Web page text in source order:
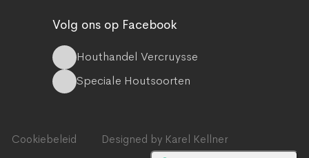
Volg ons op Facebook
Houthandel Vercruysse
Speciale Houtsoorten
Cookiebeleid Designed by Karel Kellner